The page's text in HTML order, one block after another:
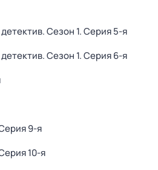
. Сезон 1. Серия 5-я
. Сезон 1. Серия 6-я
9-я
10-я